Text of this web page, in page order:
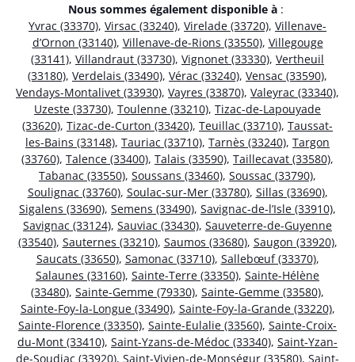
Nous sommes également disponible à :
Yvrac (33370), Virsac (33240), Virelade (33720), Villenave-
d’Ornon (33140), Villenave-de-Rions (33550), Villegouge
(33141), Villandraut (33730), Vignonet (33330), Vertheuil
(33180), Verdelais (33490), Vérac (33240), Vensac (33590),
Vendays-Montalivet (33930), Vayres (33870), Valeyrac (33340),
Uzeste (33730), Toulenne (33210), Tizac-de-Lapouyade
(33620), Tizac-de-Curton (33420), Teuillac (33710), Taussat-
les-Bains (33148), Tauriac (33710), Tarnès (33240), Targon
(33760), Talence (33400), Talais (33590), Taillecavat (33580),
Tabanac (33550), Soussans (33460), Soussac (33790),
Soulignac (33760), Soulac-sur-Mer (33780), Sillas (33690),
Sigalens (33690), Semens (33490), Savignac-de-l’Isle (33910),
Savignac (33124), Sauviac (33430), Sauveterre-de-Guyenne
(33540), Sauternes (33210), Saumos (33680), Saugon (33920),
Saucats (33650), Samonac (33710), Sallebœuf (33370),
Salaunes (33160), Sainte-Terre (33350), Sainte-Hélène
(33480), Sainte-Gemme (79330), Sainte-Gemme (33580),
Sainte-Foy-la-Longue (33490), Sainte-Foy-la-Grande (33220),
Sainte-Florence (33350), Sainte-Eulalie (33560), Sainte-Croix-
du-Mont (33410), Saint-Yzans-de-Médoc (33340), Saint-Yzan-
de-Soudiac (33920), Saint-Vivien-de-Monségur (33580), Saint-